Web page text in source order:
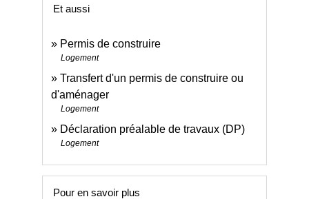
Et aussi
Permis de construire
Logement
Transfert d'un permis de construire ou
d'aménager
Logement
Déclaration préalable de travaux (DP)
Logement
Pour en savoir plus